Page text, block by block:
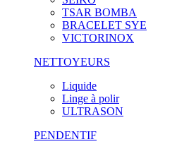
TSAR BOMBA
BRACELET SYE
VICTORINOX
NETTOYEURS
Liquide
Linge à polir
ULTRASON
PENDENTIF